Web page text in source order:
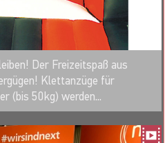
Der Freizeitspaß aus
Klettanzüge für
(bis 50kg) werden...